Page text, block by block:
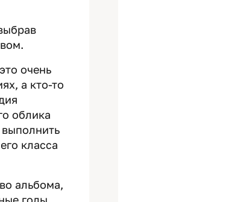
очень
а кто-то
облика
класса
альбома,